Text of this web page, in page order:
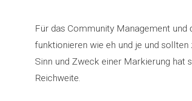
Für das Community Management und
funktionieren wie eh und je und
Sinn und Zweck einer Markierung hat
Reichweite.